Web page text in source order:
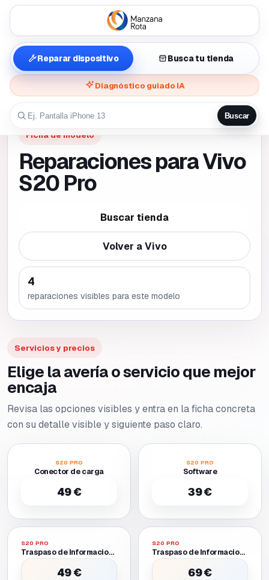
Reparar dispositivo Busca tu tienda
Diagnóstico guiado IA
Buscar
Ficha de modelo
Reparaciones para Vivo
S20 Pro
Buscar tienda
Volver aVivo
4
reparaciones visibles para este modelo
Servicios y precios
Elige la avería o servicio que mejor
encaja
Revisa las opciones visibles y entra en la ficha concreta
con su detalle visible y siguiente paso claro.
S20 PRO
Conector de carga
49 €
S20 PRO
Software
39 €
S20 PRO
Traspaso de Informacion Entre Dos Moviles Funcionales
49 €
S20 PRO
Traspaso de Informacion Entre Dos Moviles Uno Requiere Batería O Pantalla Provisional para Encender
69 €